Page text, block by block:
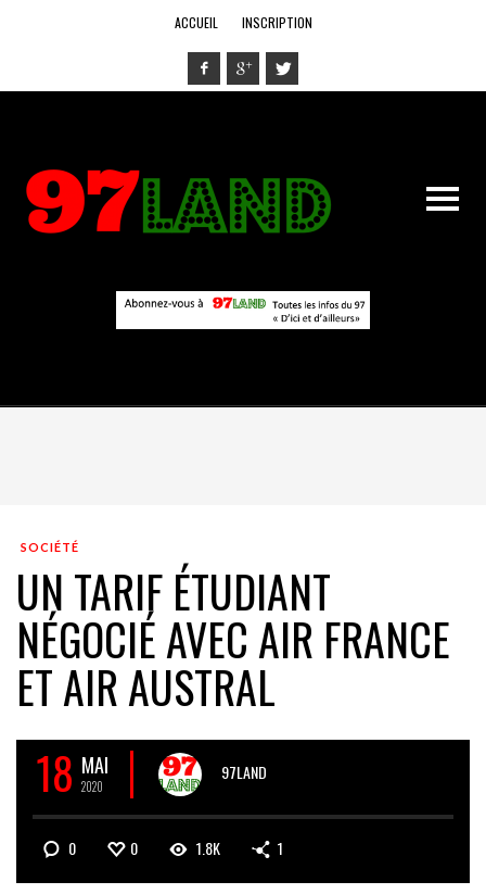
ACCUEIL INSCRIPTION
SOCIÉTÉ
UN TARIF ÉTUDIANT
NÉGOCIÉ AVEC AIR FRANCE
ET AIR AUSTRAL
18 MAI
2020
97LAND
0 0 1.8K 1